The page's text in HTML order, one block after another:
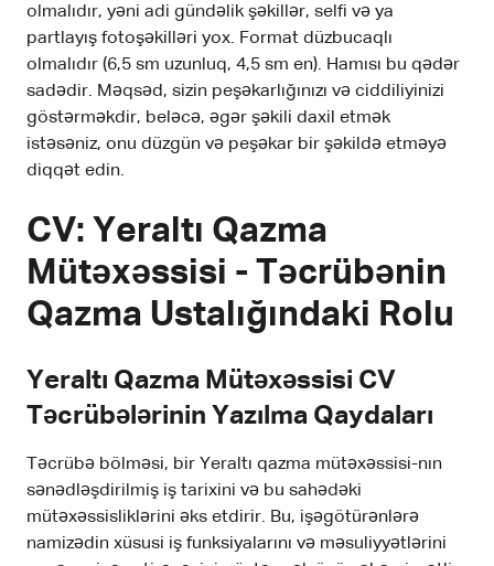
olmalıdır, yəni adi gündəlik şəkillər, selfi və ya
partlayış fotoşəkilləri yox. Format düzbucaqlı
olmalıdır (6,5 sm uzunluq, 4,5 sm en). Hamısı bu qədər
sadədir. Məqsəd, sizin peşəkarlığınızı və ciddiliyinizi
göstərməkdir, beləcə, əgər şəkili daxil etmək
istəsəniz, onu düzgün və peşəkar bir şəkildə etməyə
diqqət edin.
CV: Yeraltı Qazma
Mütəxəssisi - Təcrübənin
Qazma Ustalığındaki Rolu
Yeraltı Qazma Mütəxəssisi CV
Təcrübələrinin Yazılma Qaydaları
Təcrübə bölməsi, bir Yeraltı qazma mütəxəssisi-nın
sənədləşdirilmiş iş tarixini və bu sahədəki
mütəxəssisliklərini əks etdirir. Bu, işəgötürənlərə
namizədin xüsusi iş funksiyalarını və məsuliyyətlərini